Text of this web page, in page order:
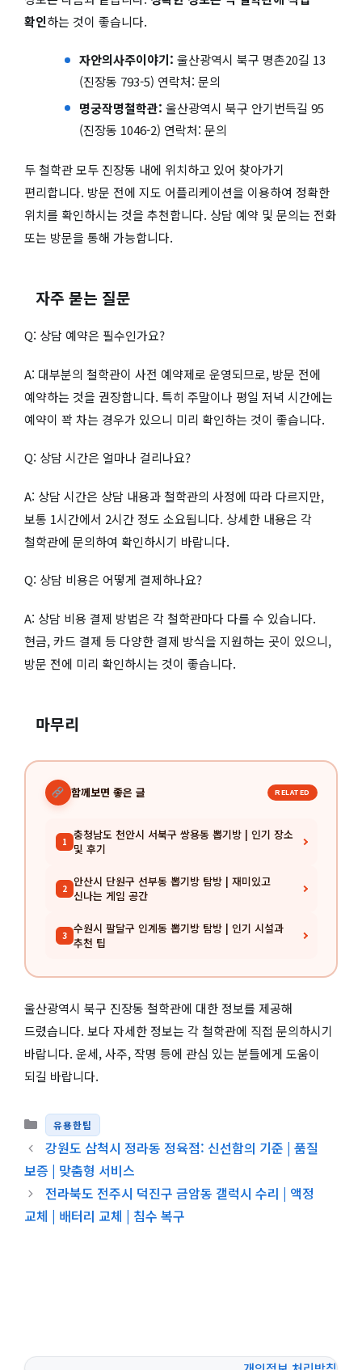
확인하는 것이 좋습니다.
자안의사주이야기: 울산광역시 북구 명촌20길 13
(진장동 793-5) 연락처: 문의
명궁작명철학관: 울산광역시 북구 안기번득길 95
(진장동 1046-2) 연락처: 문의
두 철학관 모두 진장동 내에 위치하고 있어 찾아가기
편리합니다. 방문 전에 지도 어플리케이션을 이용하여 정확한
위치를 확인하시는 것을 추천합니다. 상담 예약 및 문의는 전화
또는 방문을 통해 가능합니다.
자주 묻는 질문
Q: 상담 예약은 필수인가요?
A: 대부분의 철학관이 사전 예약제로 운영되므로, 방문 전에
예약하는 것을 권장합니다. 특히 주말이나 평일 저녁 시간에는
예약이 꽉 차는 경우가 있으니 미리 확인하는 것이 좋습니다.
Q: 상담 시간은 얼마나 걸리나요?
A: 상담 시간은 상담 내용과 철학관의 사정에 따라 다르지만,
보통 1시간에서 2시간 정도 소요됩니다. 상세한 내용은 각
철학관에 문의하여 확인하시기 바랍니다.
Q: 상담 비용은 어떻게 결제하나요?
A: 상담 비용 결제 방법은 각 철학관마다 다를 수 있습니다.
현금, 카드 결제 등 다양한 결제 방식을 지원하는 곳이 있으니,
방문 전에 미리 확인하시는 것이 좋습니다.
마무리
함께보면 좋은 글 RELATED
1 충청남도 천안시 서북구 쌍용동 뽑기방 | 인기 장소
및 후기
2 안산시 단원구 선부동 뽑기방 탐방 | 재미있고
신나는 게임 공간
3 수원시 팔달구 인계동 뽑기방 탐방 | 인기 시설과
추천 팁
울산광역시 북구 진장동 철학관에 대한 정보를 제공해
드렸습니다. 보다 자세한 정보는 각 철학관에 직접 문의하시기
바랍니다. 운세, 사주, 작명 등에 관심 있는 분들에게 도움이
되길 바랍니다.
카테고리
유용한팁
강원도 삼척시 정라동 정육점: 신선함의 기준 | 품질
보증 | 맞춤형 서비스
전라북도 전주시 덕진구 금암동 갤럭시 수리 | 액정
교체 | 배터리 교체 | 침수 복구